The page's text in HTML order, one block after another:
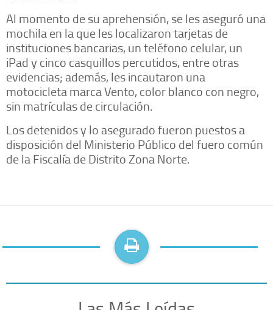
Al momento de su aprehensión, se les aseguró una
mochila en la que les localizaron tarjetas de
instituciones bancarias, un teléfono celular, un
iPad y cinco casquillos percutidos, entre otras
evidencias; además, les incautaron una
motocicleta marca Vento, color blanco con negro,
sin matrículas de circulación.
Los detenidos y lo asegurado fueron puestos a
disposición del Ministerio Público del fuero común
de la Fiscalía de Distrito Zona Norte.